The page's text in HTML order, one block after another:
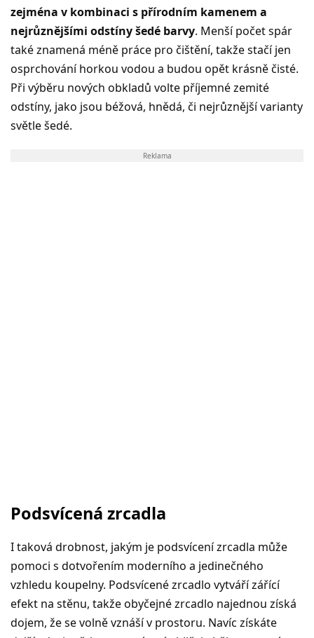
zejména v kombinaci s přírodním kamenem a
nejrůznějšími odstíny šedé barvy. Menší počet spár
také znamená méně práce pro čištění, takže stačí jen
osprchování horkou vodou a budou opět krásně čisté.
Při výběru nových obkladů volte příjemné zemité
odstíny, jako jsou béžová, hnědá, či nejrůznější varianty
světle šedé.
Reklama
Podsvícená zrcadla
I taková drobnost, jakým je podsvícení zrcadla může
pomoci s dotvořením moderního a jedinečného
vzhledu koupelny. Podsvícené zrcadlo vytváří zářící
efekt na stěnu, takže obyčejné zrcadlo najednou získá
dojem, že se volně vznáší v prostoru. Navíc získáte